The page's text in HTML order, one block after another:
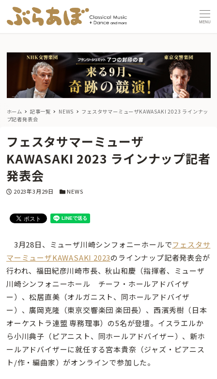
MENU
ホーム 記事一覧 NEWS
フェスタサマーミューザKAWASAKI 2023 ラインナッ
プ記者発表会
フェスタサマーミューザ
KAWASAKI 2023 ラインナップ記者
発表会
投稿日
2023年3月29日 カテゴリー
NEWS
3月28日、ミューザ川崎シンフォニーホールでフェスタサ
マーミューザKAWASAKI 2023のラインナップ記者発表会が
行われ、福田紀彦川崎市長、秋山和慶（指揮者、ミューザ
川崎シンフォニーホール チーフ・ホールアドバイザ
ー）、松居直美（オルガニスト、同ホールアドバイザ
ー）、廣岡克隆（東京交響楽団 楽団長）、西濱秀樹（日本
オーケストラ連盟 専務理事）の5名が登壇。イスラエルか
ら小川典子（ピアニスト、同ホールアドバイザー）、新ホ
ールアドバイザーに就任する宮本貴奈（ジャズ・ピアニス
ト/作・編曲家）がオンラインで参加した。